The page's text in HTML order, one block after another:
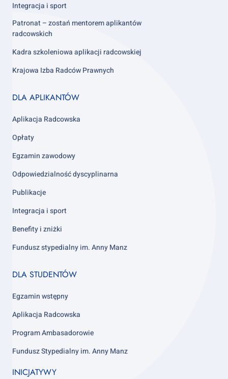
Integracja i sport
Patronat – zostań mentorem aplikantów
radcowskich
Kadra szkoleniowa aplikacji radcowskiej
Krajowa Izba Radców Prawnych
Footer
3
DLA APLIKANTÓW
Aplikacja Radcowska
Opłaty
Egzamin zawodowy
Odpowiedzialność dyscyplinarna
Publikacje
Integracja i sport
Benefity i zniżki
Fundusz stypedialny im. Anny Manz
Footer
4
DLA STUDENTÓW
Egzamin wstępny
Aplikacja Radcowska
Program Ambasadorowie
Fundusz Stypedialny im. Anny Manz
INICJATYWY